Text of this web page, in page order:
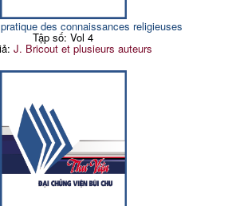
des connaissances religieuses
Tập số: Vol 4
J. Bricout et plusieurs auteurs